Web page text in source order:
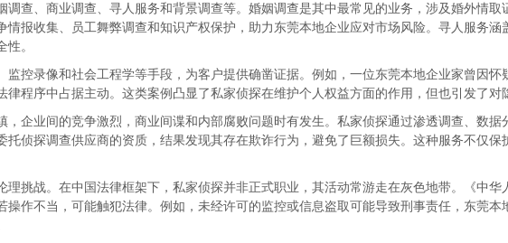
查、商业调查、寻人服务和背景调查等。婚姻调查是其中最常见的业务，涉及婚外情
报收集、员工舞弊调查和知识产权保护，助力东莞本地企业应对市场风险。寻人服务
。
控录像和社会工程学等手段，为客户提供确凿证据。例如，一位东莞本地企业家曾因
程序中占据主动。这类案例凸显了私家侦探在维护个人权益方面的作用，但也引发了对
企业间的竞争激烈，商业间谍和内部腐败问题时有发生。私家侦探通过渗透调查、数
侦探调查供应商的资质，结果发现其存在欺诈行为，避免了巨额损失。这种服务不仅
挑战。在中国法律框架下，私家侦探并非正式职业，其活动常游走在灰色地带。《中
作不当，可能触犯法律。例如，未经许可的监控或信息盗取可能导致刑事责任，东莞本